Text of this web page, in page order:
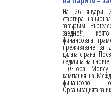
На 26 януари
стартира
завъртим
заедно!“,
финансовата
преживяване
цялата страна.
седмица на
(Global
кампания на
финансово
Организацията за